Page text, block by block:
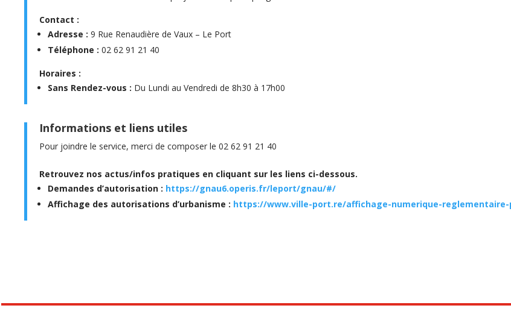
Contact :
Adresse :9 Rue Renaudière de Vaux – Le Port
Téléphone :02 62 91 21 40
Horaires :
Sans Rendez-vous : Du Lundi au Vendredi de 8h30 à 17h00
Informations et liens utiles
Pour joindre le service, merci de composer le 02 62 91 21 40
Retrouvez nos actus/infos pratiques en cliquant sur les liens ci-dessous.
Demandes d’autorisation : https://gnau6.operis.fr/leport/gnau/#/
Affichage des autorisations d’urbanisme : https://www.ville-port.re/affichage-numerique-